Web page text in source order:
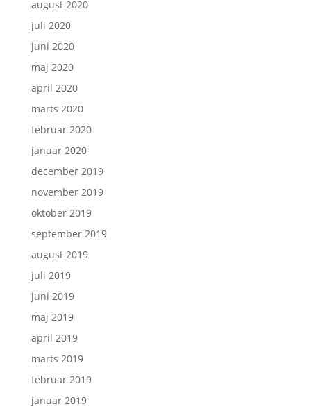
august 2020
juli 2020
juni 2020
maj 2020
april 2020
marts 2020
februar 2020
januar 2020
december 2019
november 2019
oktober 2019
september 2019
august 2019
juli 2019
juni 2019
maj 2019
april 2019
marts 2019
februar 2019
januar 2019